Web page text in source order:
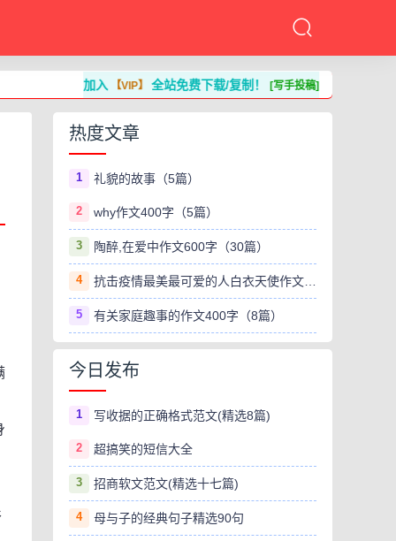
加入 【VIP】全站免费下载/复制！[写手投稿]
热度文章
1 礼貌的故事（5篇）
2 why作文400字（5篇）
3 陶醉,在爱中作文600字（30篇）
4 抗击疫情最美最可爱的人白衣天使作文800字（8篇）
5 有关家庭趣事的作文400字（8篇）
今日发布
1 写收据的正确格式范文(精选8篇)
2 超搞笑的短信大全
3 招商软文范文(精选十七篇)
4 母与子的经典句子精选90句